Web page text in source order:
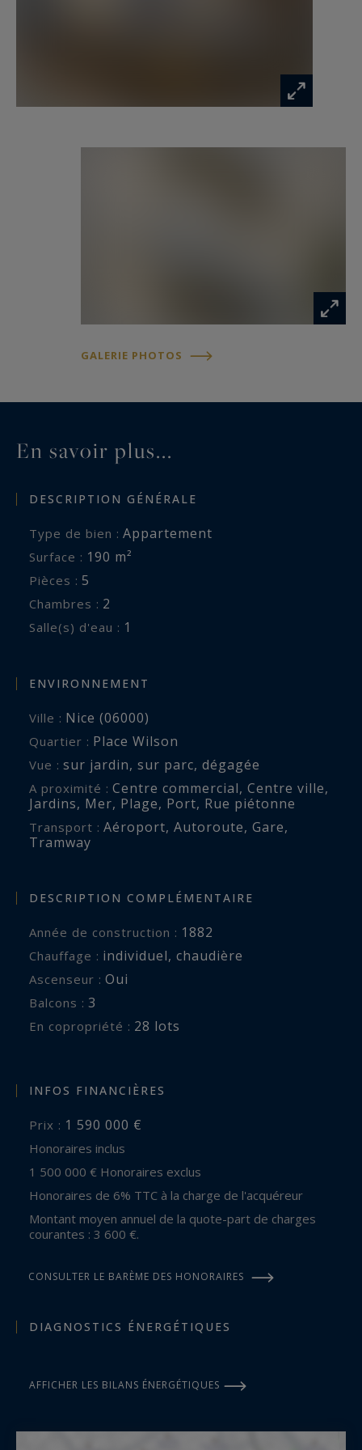
GALERIE PHOTOS
En savoir plus...
DESCRIPTION GÉNÉRALE
Type de bien : Appartement
Surface : 190 m²
Pièces : 5
Chambres : 2
Salle(s) d'eau : 1
ENVIRONNEMENT
Ville : Nice (06000)
Quartier : Place Wilson
Vue : sur jardin, sur parc, dégagée
A proximité : Centre commercial, Centre ville,
Jardins, Mer, Plage, Port, Rue piétonne
Transport : Aéroport, Autoroute, Gare,
Tramway
DESCRIPTION COMPLÉMENTAIRE
Année de construction : 1882
Chauffage : individuel, chaudière
Ascenseur : Oui
balcons : 3
En copropriété : 28 lots
INFOS FINANCIÈRES
Prix : 1 590 000 €
Honoraires inclus
1 500 000 € Honoraires exclus
Honoraires de 6% TTC à la charge de l'acquéreur
Montant moyen annuel de la quote-part de charges
courantes : 3 600 €.
CONSULTER LE BARÈME DES HONORAIRES
DIAGNOSTICS ÉNERGÉTIQUES
AFFICHER LES BILANS ÉNERGÉTIQUES